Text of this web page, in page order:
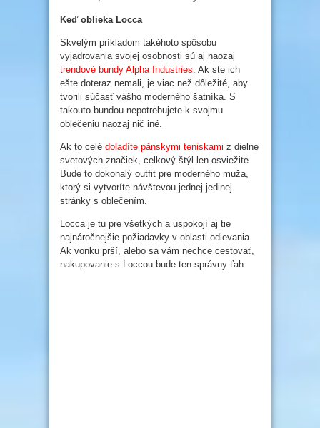
Keď oblieka Locca
Skvelým príkladom takéhoto spôsobu
vyjadrovania svojej osobnosti sú aj naozaj
trendové bundy Alpha Industries. Ak ste ich
ešte doteraz nemali, je viac než dôležité, aby
tvorili súčasť vášho moderného šatníka. S
takouto bundou nepotrebujete k svojmu
oblečeniu naozaj nič iné.
Ak to celé doladíte pánskymi teniskami z dielne
svetových značiek, celkový štýl len osviežite.
Bude to dokonalý outfit pre moderného muža,
ktorý si vytvoríte návštevou jednej jedinej
stránky s oblečením.
Locca je tu pre všetkých a uspokojí aj tie
najnáročnejšie požiadavky v oblasti odievania.
Ak vonku prší, alebo sa vám nechce cestovať,
nakupovanie s Loccou bude ten správny ťah.